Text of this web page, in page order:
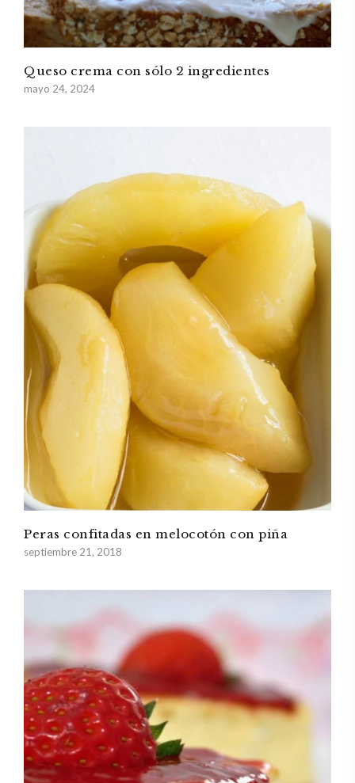
Queso crema con sólo 2 ingredientes
mayo 24, 2024
Peras confitadas en melocotón con piña
septiembre 21, 2018